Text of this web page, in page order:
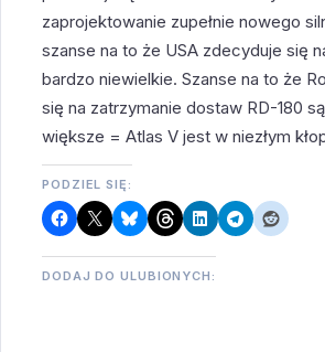
zaprojektowanie zupełnie nowego
szanse na to że USA zdecyduje się
bardzo niewielkie. Szanse na to że
się na zatrzymanie dostaw RD-180
większe = Atlas V jest w niezłym
PODZIEL SIĘ:
DODAJ DO ULUBIONYCH: